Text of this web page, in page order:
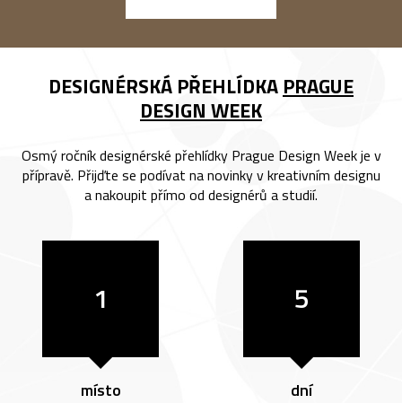
DESIGNÉRSKÁ PŘEHLÍDKA PRAGUE
DESIGN WEEK
Osmý ročník designérské přehlídky Prague Design Week je v
přípravě. Přijďte se podívat na novinky v kreativním designu
a nakoupit přímo od designérů a studií.
1
místo
5
dní